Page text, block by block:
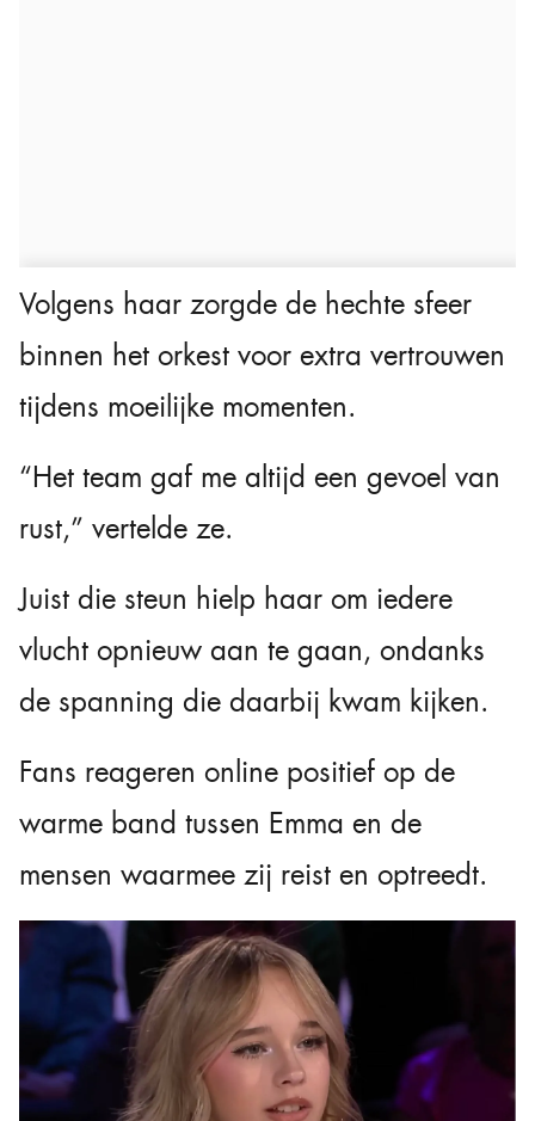
Volgens haar zorgde de hechte sfeer
binnen het orkest voor extra vertrouwen
tijdens moeilijke momenten.
“Het team gaf me altijd een gevoel van
rust,” vertelde ze.
Juist die steun hielp haar om iedere
vlucht opnieuw aan te gaan, ondanks
de spanning die daarbij kwam kijken.
Fans reageren online positief op de
warme band tussen Emma en de
mensen waarmee zij reist en optreedt.